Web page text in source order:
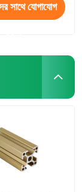
সাথে যোগাযোগ